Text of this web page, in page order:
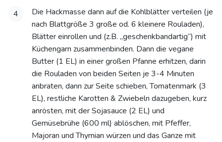
4
Die Hackmasse dann auf die Kohlblätter verteilen (je
nach Blattgröße 3 große od. 6 kleinere Rouladen),
Blätter einrollen und (z.B. „geschenkbandartig“) mit
Küchengarn zusammenbinden. Dann die vegane
Butter (1 EL) in einer großen Pfanne erhitzen, darin
die Rouladen von beiden Seiten je 3-4 Minuten
anbraten, dann zur Seite schieben, Tomatenmark (3
EL), restliche Karotten & Zwiebeln dazugeben, kurz
anrösten, mit der Sojasauce (2 EL) und
Gemüsebrühe (600 ml) ablöschen, mit Pfeffer,
Majoran und Thymian würzen und das Ganze mit